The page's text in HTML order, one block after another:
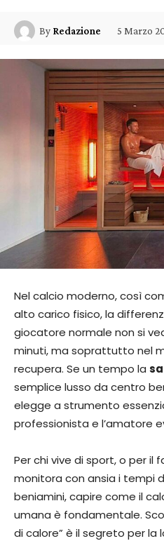
By Redazione 5 Marzo
Nel calcio moderno, così
alto carico fisico, la
giocatore normale non si
minuti, ma soprattutto nel
recupera. Se un tempo la
semplice lusso da centro
elegge a strumento
professionista e l’amatore
Per chi vive di sport, o per il
monitora con ansia i tempi
beniamini, capire come il
umana è fondamentale.
di calore” è il segreto per